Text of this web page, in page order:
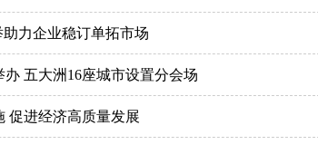
力企业稳订单拓市场
五大洲16座城市设置分会场
促进经济高质量发展